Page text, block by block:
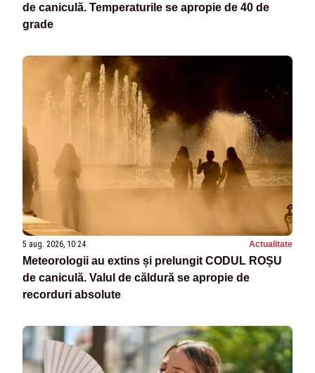
de caniculă. Temperaturile se apropie de 40 de
grade
5 aug. 2026, 10:24 Actualitate
Meteorologii au extins și prelungit CODUL ROȘU
de caniculă. Valul de căldură se apropie de
recorduri absolute